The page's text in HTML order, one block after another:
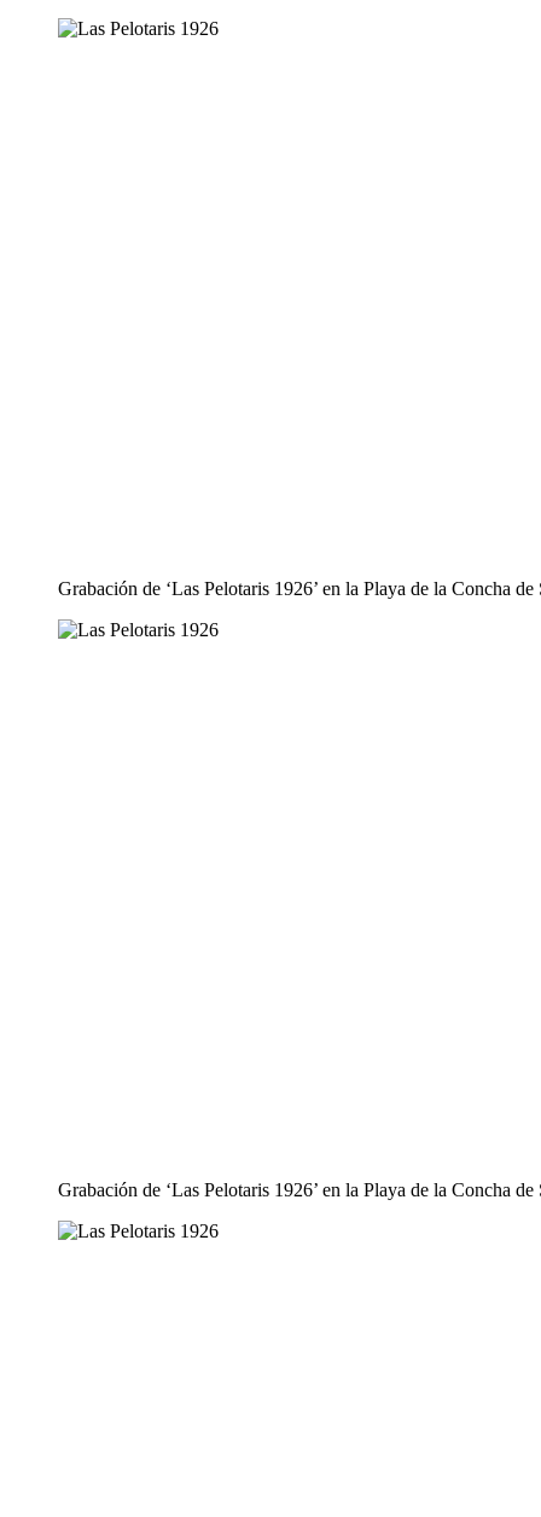
Grabación de ‘Las Pelotaris 1926’ en la Playa de la Concha
Grabación de ‘Las Pelotaris 1926’ en la Playa de la Concha